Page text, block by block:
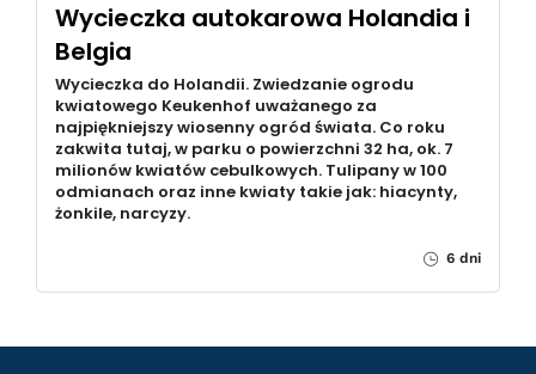
Wycieczka autokarowa Holandia i
Belgia
Wycieczka do Holandii. Zwiedzanie ogrodu
kwiatowego Keukenhof uważanego za
najpiękniejszy wiosenny ogród świata. Co roku
zakwita tutaj, w parku o powierzchni 32 ha, ok. 7
milionów kwiatów cebulkowych. Tulipany w 100
odmianach oraz inne kwiaty takie jak: hiacynty,
żonkile, narcyzy.
6 dni